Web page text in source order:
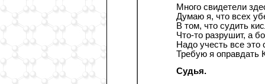
Много свидетели
Думаю я, что всех
В том, что судить
Что-то разрушит, а
Надо учесть все это
Требую я оправдать
Судья.